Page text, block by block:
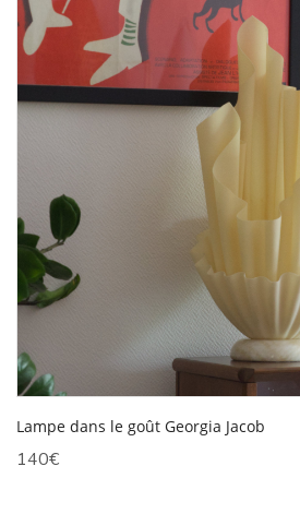
Lampe dans le goût Georgia Jacob
140€